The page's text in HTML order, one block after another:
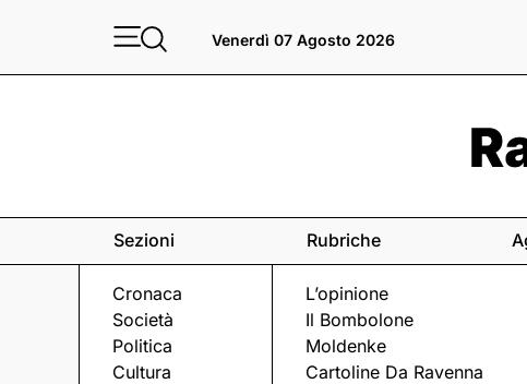
Venerdì 07 Agosto 2026
Sezioni
Cronaca
Società
Politica
Cultura
Rubriche
L’opinione
Il Bombolone
Moldenke
Cartoline Da Ravenna